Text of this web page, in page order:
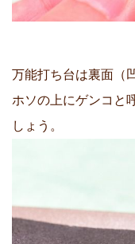
万能打ち台は裏面（
ホソの上にゲンコと
しょう。